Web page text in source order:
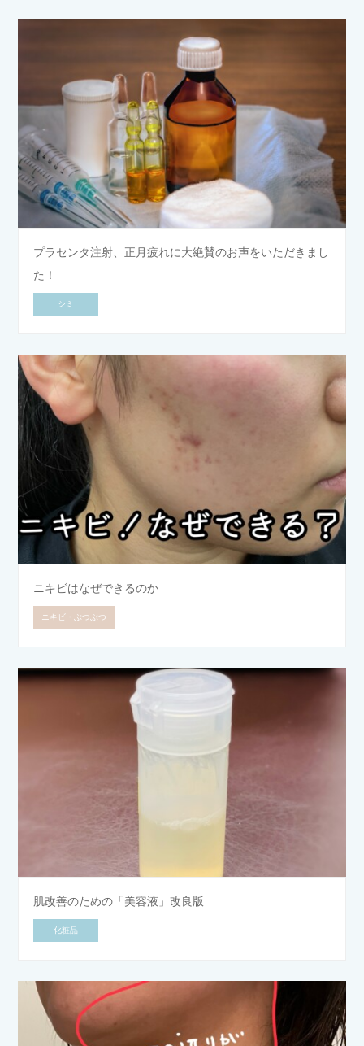
プラセンタ注射、正月疲れに大絶賛のお声をいただきまし
た！
シミ
ニキビはなぜできるのか
ニキビ・ぶつぶつ
肌改善のための「美容液」改良版
化粧品